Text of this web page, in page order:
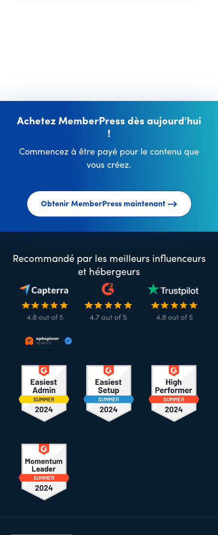
Achetez MemberPress dès aujourd'hui
!
Commencez à être payé pour le contenu que
vous créez.
Obtenir MemberPress maintenant
Recommandé par les meilleurs influenceurs
et hébergeurs